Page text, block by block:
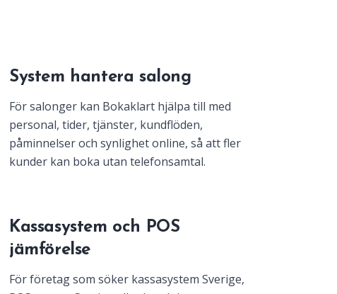
System hantera salong
För salonger kan Bokaklart hjälpa till med
personal, tider, tjänster, kundflöden,
påminnelser och synlighet online, så att fler
kunder kan boka utan telefonsamtal.
Kassasystem och POS
jämförelse
För företag som söker kassasystem Sverige,